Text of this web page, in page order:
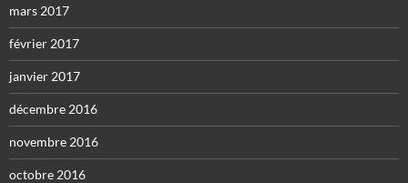
mars 2017
février 2017
janvier 2017
décembre 2016
novembre 2016
octobre 2016